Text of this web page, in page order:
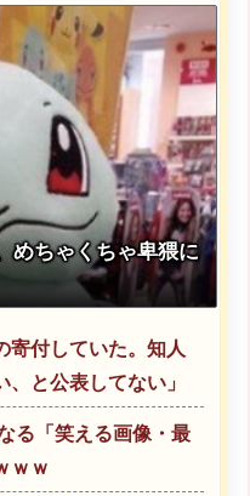
めちゃくちゃ卑猥に
寄付していた。知人
、と公表してない」
る「笑える画像・最
ｗｗ